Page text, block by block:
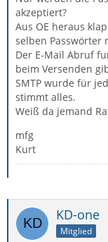
akzeptiert?
Aus OE heraus
selben Passwörter
Der E-Mail Abruf
beim Versenden
SMTP wurde für
stimmt alles.
Weiß da jemand
mfg
Kurt
KD-one
Mitglied